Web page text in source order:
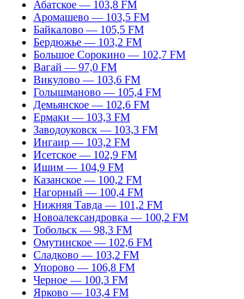
Абатское — 103,8 FM
Аромашево — 103,5 FM
Байкалово — 105,5 FM
Бердюжье — 103,2 FM
Большое Сорокино — 102,7 FM
Вагай — 97,0 FM
Викулово — 103,6 FM
Голышманово — 105,4 FM
Демьянское — 102,6 FM
Ермаки — 103,3 FM
Заводоуковск — 103,3 FM
Ингаир — 103,2 FM
Исетское — 102,9 FM
Ишим — 104,9 FM
Казанское — 100,2 FM
Нагорный — 100,4 FM
Нижняя Тавда — 101,2 FM
Новоалександровка — 100,2 FM
Тобольск — 98,3 FM
Омутинское — 102,6 FM
Сладково — 103,2 FM
Упорово — 106,8 FM
Черное — 100,3 FM
Ярково — 103,4 FM